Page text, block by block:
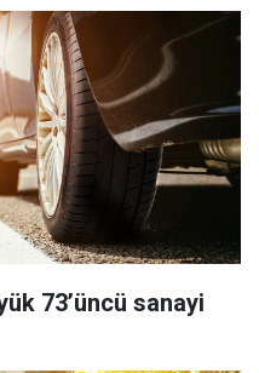
73’üncü sanayi